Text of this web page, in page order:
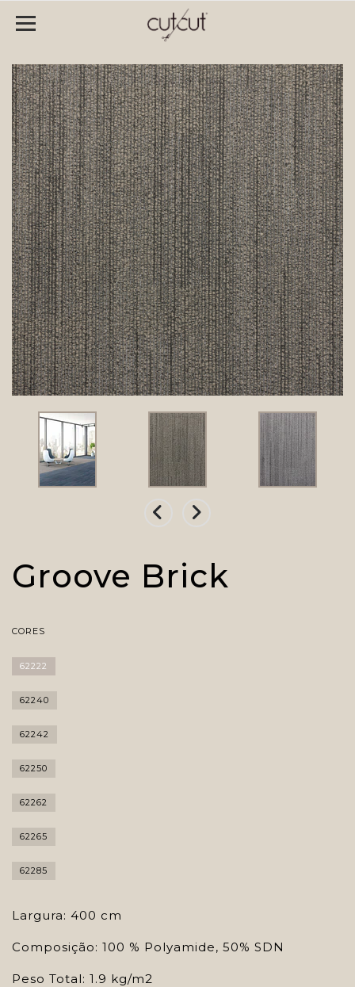
Groove Brick
CORES
62222
62240
62242
62250
62262
62265
62285
Largura: 400 cm
Composição: 100 % Polyamide, 50% SDN
Peso Total: 1.9 kg/m2